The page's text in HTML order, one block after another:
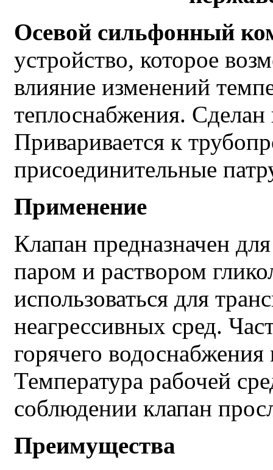
Осевой сильфонный
устройство, которое
влияние изменений
теплоснабжения.
Приваривается к
присоединительные
Применение
Клапан предназначен
паром и раствором
использоваться для
неагрессивных сред.
горячего
Температура рабочей
соблюдении клапан
Преимущества